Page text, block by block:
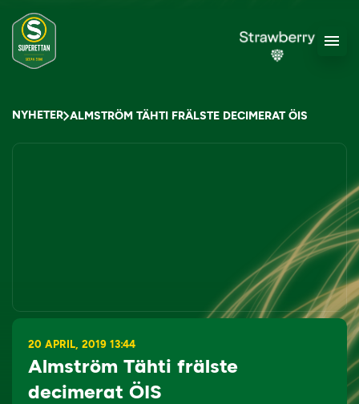
NYHETER ALMSTRÖM TÄHTI FRÄLSTE DECIMERAT ÖIS
20 APRIL, 2019 13:44
Almström Tähti frälste
decimerat ÖIS